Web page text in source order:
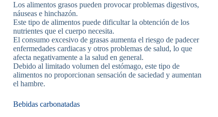
Los alimentos grasos pueden provocar problemas digestivos,
náuseas e hinchazón.
Este tipo de alimentos puede dificultar la obtención de los
nutrientes que el cuerpo necesita.
El consumo excesivo de grasas aumenta el riesgo de padecer
enfermedades cardiacas y otros problemas de salud, lo que
afecta negativamente a la salud en general.
Debido al limitado volumen del estómago, este tipo de
alimentos no proporcionan sensación de saciedad y aumentan
el hambre.
Bebidas carbonatadas